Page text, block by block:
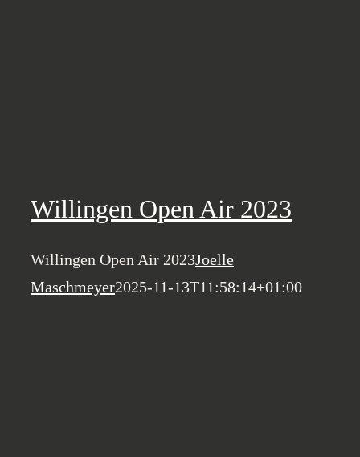
Willingen Open Air 2023
Willingen Open Air 2023Joelle
Maschmeyer2025-11-13T11:58:14+01:00